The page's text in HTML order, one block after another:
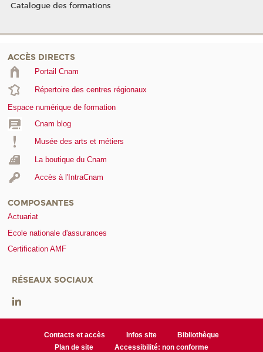
Catalogue des formations
ACCÈS DIRECTS
Portail Cnam
Répertoire des centres régionaux
Espace numérique de formation
Cnam blog
Musée des arts et métiers
La boutique du Cnam
Accès à l'IntraCnam
COMPOSANTES
Actuariat
Ecole nationale d'assurances
Certification AMF
RÉSEAUX SOCIAUX
Contacts et accès Infos site
Bibliothèque
Plan de site
Accessibilité: non conforme